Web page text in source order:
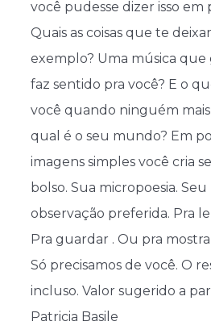
você pudesse dizer isso em
Quais as coisas que te
exemplo? Uma música que
faz sentido pra você? E o
você quando ninguém
qual é o seu mundo? Em
imagens simples você cria
bolso. Sua micropoesia. Seu
observação preferida. Pra
Pra guardar . Ou pra
Só precisamos de você. O
incluso. Valor sugerido a
Patricia Basile